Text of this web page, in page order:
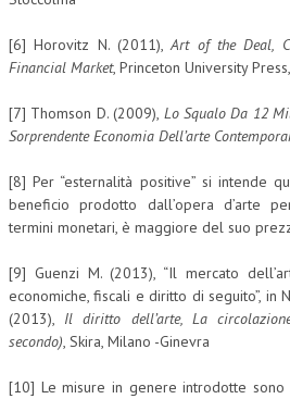
[6] Horovitz N. (2011),Art of the Deal,
Financial Market, Princeton University
[7] Thomson D. (2009), Lo Squalo Da 12
Sorprendente Economia Dell’arte
[8] Per “esternalità positive” si intende
beneficio prodotto dall’opera d’arte
termini monetari, è maggiore del suo
[9] Guenzi M. (2013), “Il mercato
economiche, fiscali e diritto di seguito”, in
(2013), Il diritto dell’arte, La
secondo), Skira, Milano -Ginevra
[10] Le misure in genere introdotte